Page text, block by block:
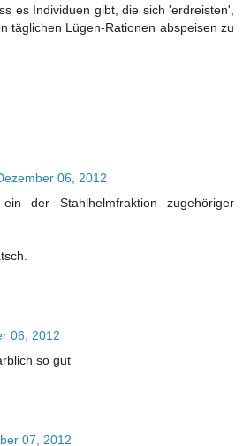
es Individuen gibt, die sich 'erdreisten',
täglichen Lügen-Rationen abspeisen zu
06, 2012
der Stahlhelmfraktion zugehöriger
06, 2012
so gut
07, 2012